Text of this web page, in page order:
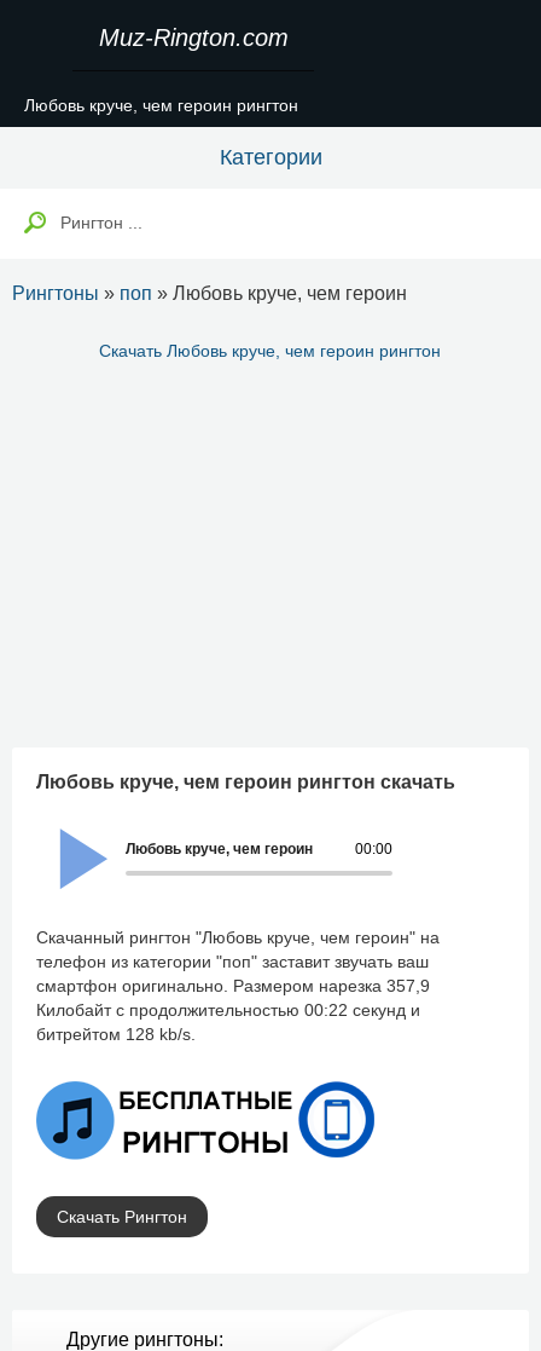
Muz-Rington.com
Любовь круче, чем героин рингтон
Категории
Рингтоны » поп » Любовь круче, чем героин
Скачать Любовь круче, чем героин рингтон
Любовь круче, чем героин рингтон скачать
00:00
Любовь круче, чем героин
Скачанный рингтон "Любовь круче, чем героин" на
телефон из категории "поп" заставит звучать ваш
смартфон оригинально. Размером нарезка 357,9
Килобайт с продолжительностью 00:22 секунд и
битрейтом 128 kb/s.
Скачать Рингтон
Другие рингтоны: